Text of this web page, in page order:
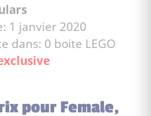
1 janvier 2020
dans: 0 boite LEGO
pour Female,